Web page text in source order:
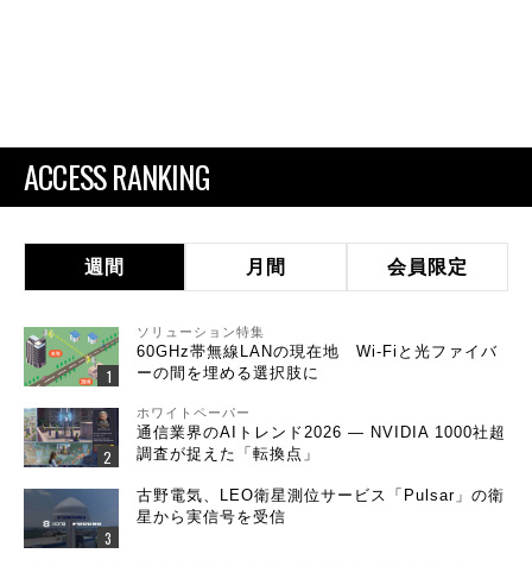
ACCESS RANKING
週間 月間 会員限定
ソリューション特集
60GHz帯無線LANの現在地 Wi-Fiと光ファイバ
ーの間を埋める選択肢に
ホワイトペーパー
通信業界のAIトレンド2026 ― NVIDIA 1000社超
調査が捉えた「転換点」
古野電気、LEO衛星測位サービス「Pulsar」の衛
星から実信号を受信